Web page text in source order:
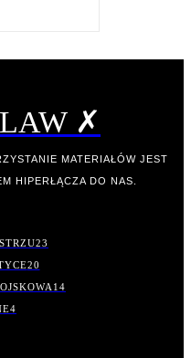
✗
MATERIAŁÓW JEST
HIPERŁĄCZA DO NAS.
23
20
14
4